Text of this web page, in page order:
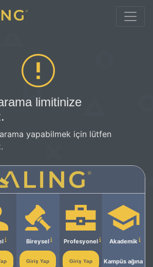
limitinize
yapabilmek için lütfen
Bireysel
Giriş Yap
Profesyonel
Giriş Yap
Akademik
Kampüs ağına